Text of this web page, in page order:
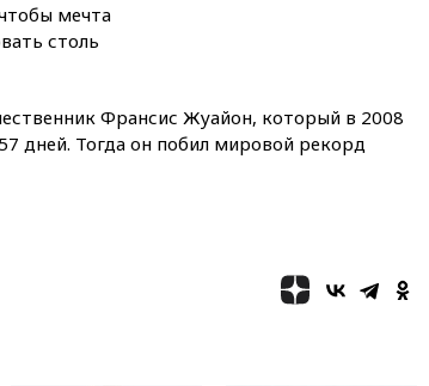
00:01 Трамп заявил о
необходимости пополнения
В Смоленске
мечта
столь
Франсис Жуайон, который в 2008
дней. Тогда он побил мировой рекорд